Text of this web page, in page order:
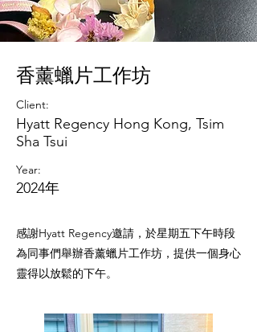
香薰蠟片工作坊
Client:
Hyatt Regency Hong Kong, Tsim
Sha Tsui
Year:
2024年
感謝Hyatt Regency邀請，於星期五下午時段
為同事們舉辦香薰蠟片工作坊，提供一個身心
靈得以放鬆的下午。